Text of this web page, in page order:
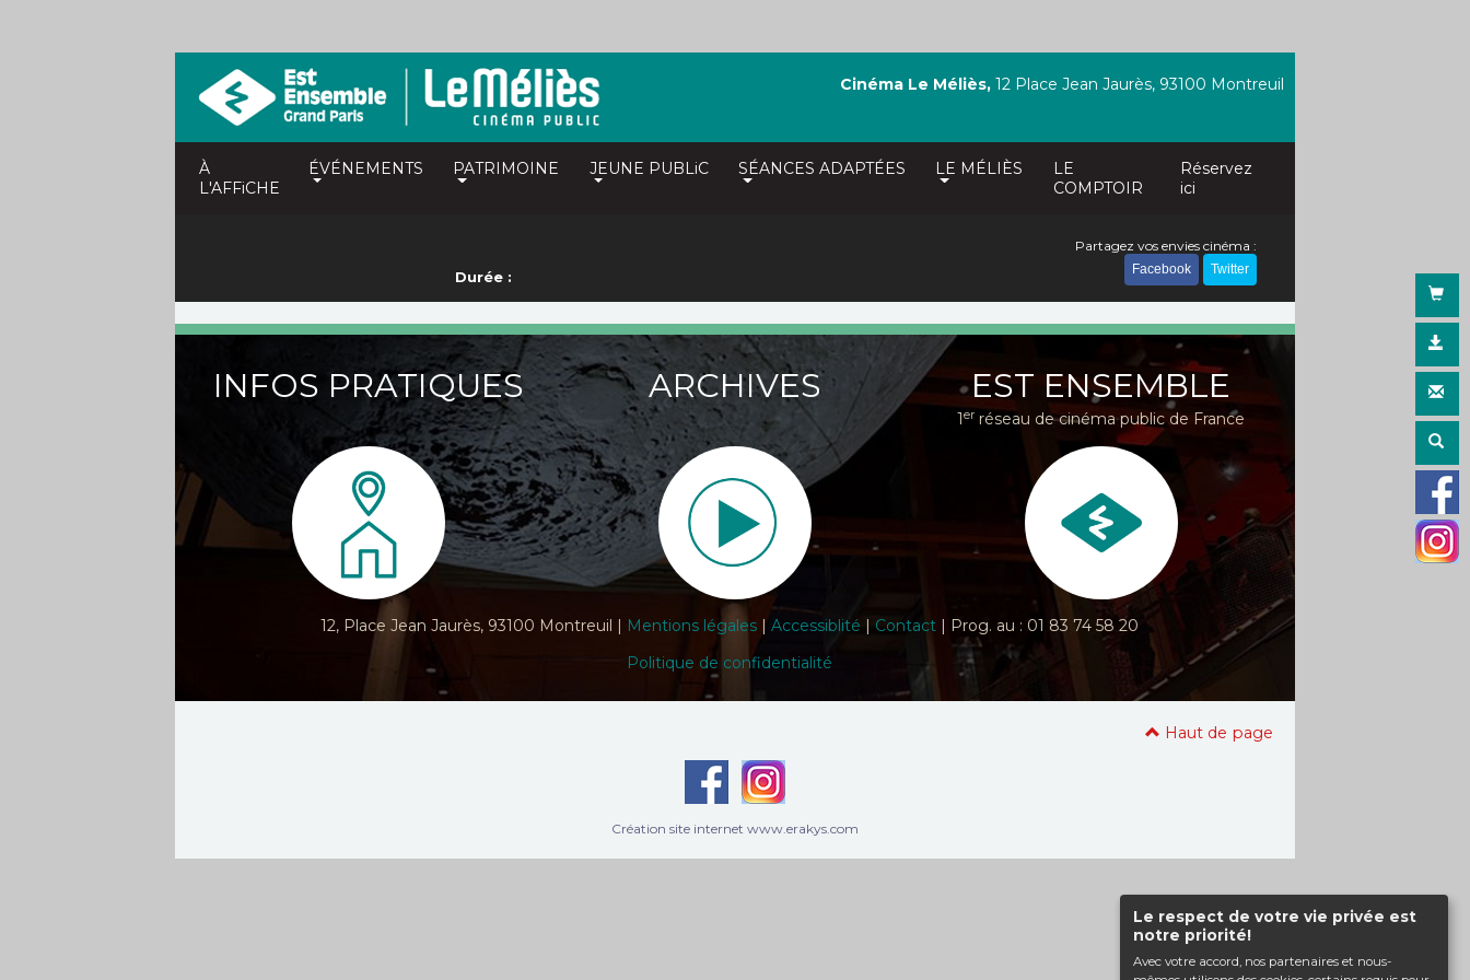
Le respect de votre vie privée est
notre priorité!
Avec votre accord, nos partenaires et nous-
À
L'AFFiCHE
ÉVÉNEMENTS PATRIMOINE JEUNE PUBLiC SÉANCES ADAPTÉES LE MÉLIÈS
LE
COMPTOIR
Réservez
ici
Cinéma Le Méliès, 12 Place Jean Jaurès, 93100 Montreuil
Durée :
Partagez vos envies cinéma :
Facebook Twitter
INFOS PRATIQUES ARCHIVES EST ENSEMBLE
1er réseau de cinéma public de France
12, Place Jean Jaurès, 93100 Montreuil | Mentions légales | Accessiblité | Contact | Prog. au : 01 83 74 58 20
Politique de confidentialité
Haut de page
Création site internet www.erakys.com